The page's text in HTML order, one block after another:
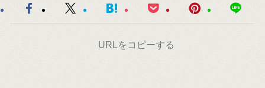
URLをコピーする